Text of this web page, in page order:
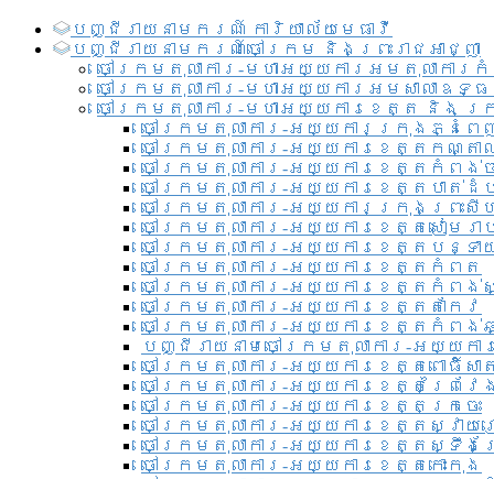
បញ្ជី​រាយ​នាមករណ៍ ការិយាល័យ​មេធាវី​
បញ្ជី​រាយ​នាមករណ៍​ចៅក្រម និងព្រះរាជអាជ្ញា
ចៅក្រមតុលាការ-មហាអយ្យការអមតុលាការ
ចៅក្រមតុលាការ-មហាអយ្យការអមសាលាឧទ្
ចៅក្រមតុលាការ-មហាអយ្យការខេត្ត និង ក្
ចៅក្រមតុលាការ-អយ្យការក្រុងភ្នំពេ
ចៅក្រមតុលាការ-អយ្យការខេត្តកណ្តា
ចៅក្រមតុលាការ-អយ្យការខេត្តកំពង់ច
ចៅក្រមតុលាការ-អយ្យការខេត្តបាត់ដំ
ចៅក្រមតុលាការ-អយ្យការ​ក្រុងព្រះសី
ចៅក្រមតុលាការ-អយ្យការខេត្តសៀមរា
ចៅក្រមតុលាការ-អយ្យការខេត្តបន្ទា
ចៅក្រមតុលាការ-អយ្យការខេត្តកំពត
ចៅក្រមតុលាការ-អយ្យការខេត្តកំពង់
ចៅក្រមតុលាការ-អយ្យការខេត្តតាកែវ
ចៅក្រមតុលាការ-អយ្យការខេត្តកំពង់
បញ្ជីរាយនាមចៅក្រមតុលាការ-អយ្យក
ចៅក្រមតុលាការ-អយ្យការខេត្តពោធិ៍សា
ចៅក្រមតុលាការ-អយ្យការខេត្តព្រៃវែ
ចៅក្រមតុលាការ-អយ្យការខេត្តក្រចេះ
ចៅក្រមតុលាការ-អយ្យការខេត្តស្វាយ
ចៅក្រមតុលាការ-អយ្យការខេត្តស្ទឹង
ចៅក្រមតុលាការ-អយ្យការខេត្តកោះកុង